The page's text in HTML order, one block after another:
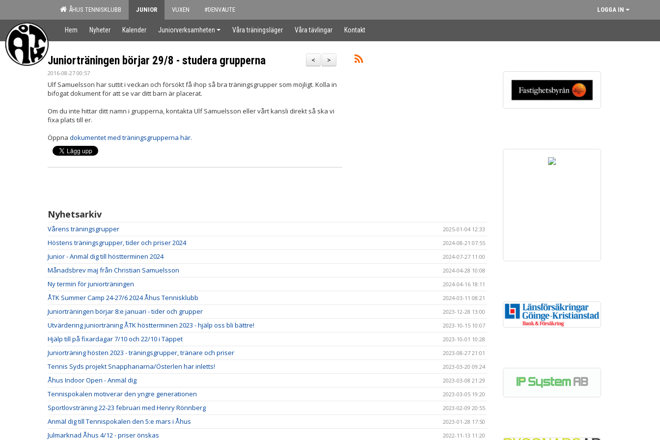
ÅHUS TENNISKLUBB JUNIOR VUXEN #DENVAUTE LOGGA IN
Hem Nyheter Kalender Juniorverksamheten Våra träningsläger Våra tävlingar Kontakt
>
<
Juniorträningen börjar 29/8 - studera grupperna
2016-08-27 00:57
Ulf Samuelsson har suttit i veckan och försökt få ihop så bra träningsgrupper som möjligt. Kolla in
bifogat dokument för att se var ditt barn är placerat.
Om du inte hittar ditt namn i grupperna, kontakta Ulf Samuelsson eller vårt kansli direkt så ska vi
fixa plats till er.
Öppna dokumentet med träningsgrupperna här.
Nyhetsarkiv
Vårens träningsgrupper 2025-01-04 12:33
Höstens träningsgrupper, tider och priser 2024 2024-08-21 07:55
Junior - Anmäl dig till höstterminen 2024 2024-07-27 11:00
Månadsbrev maj från Christian Samuelsson 2024-04-28 10:08
Ny termin för juniorträningen 2024-04-16 18:11
ÅTK Summer Camp 24-27/6 2024 Åhus Tennisklubb 2024-03-11 08:21
Juniorträningen börjar 8:e januari - tider och grupper 2023-12-28 13:00
Utvärdering juniorträning ÅTK höstterminen 2023 - hjälp oss bli bättre! 2023-10-15 10:07
Hjälp till på fixardagar 7/10 och 22/10 i Täppet 2023-10-01 10:28
Juniorträning hösten 2023 - träningsgrupper, tränare och priser 2023-08-27 21:01
Tennis Syds projekt Snapphanarna/Österlen har inletts! 2023-03-20 09:24
Åhus Indoor Open - Anmäl dig 2023-03-08 21:29
Tennispokalen motiverar den yngre generationen 2023-03-05 19:20
Sportlovsträning 22-23 februari med Henry Rönnberg 2023-02-09 20:55
Anmäl dig till Tennispokalen den 5:e mars i Åhus 2023-01-28 17:50
Julmarknad Åhus 4/12 - priser önskas 2022-11-13 11:20